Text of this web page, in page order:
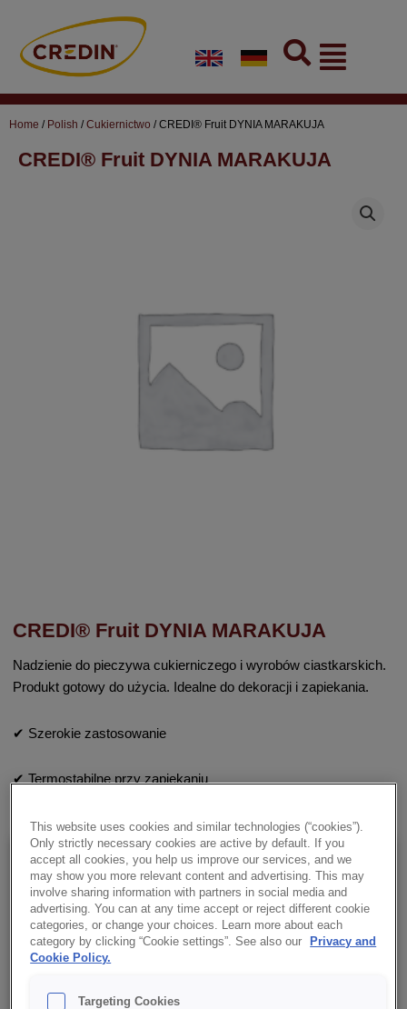
content
Flyout
Menu
Home / Polish /Cukiernictwo / CREDI® Fruit DYNIA MARAKUJA
CREDI® Fruit DYNIA MARAKUJA
CREDI® Fruit DYNIA MARAKUJA
Nadzienie do pieczywa cukierniczego i wyrobów ciastkarskich.
Produkt gotowy do użycia. Idealne do dekoracji i zapiekania.
✔ Szerokie zastosowanie
✔ Termostabilne przy zapiekaniu
Szczegóły
Opakowanie: 14 kg netto. Plastikowe wiaderko z folią
zabezpieczającą.
Data minimalnej trwałości: 182 dni od daty produkcji.
This website uses cookies and similar technologies (“cookies”).
Only strictly necessary cookies are active by default. If you
accept all cookies, you help us improve our services, and we
may show you more relevant content and advertising. This may
involve sharing information with partners in social media and
advertising. You can at any time accept or reject different cookie
categories, or change your choices. Learn more about each
category by clicking “Cookie settings”. See also our
Privacy and
Cookie Policy.
Targeting Cookies